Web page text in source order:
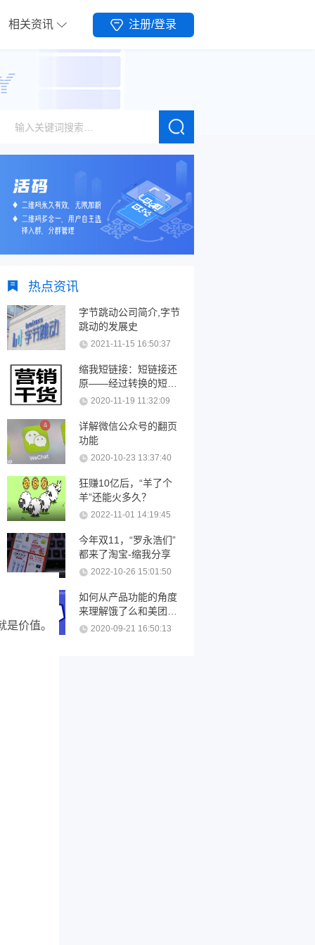
相关资讯 注册/登录
价值。
热点资讯
字节跳动公司简介,字节
跳动的发展史
2021-11-15 16:50:37
缩我短链接：短链接还
原——经过转换的短链
接可以还原吗？
2020-11-19 11:32:09
详解微信公众号的翻页
功能
2020-10-23 13:37:40
狂赚10亿后，“羊了个
羊”还能火多久？
2022-11-01 14:19:45
今年双11，“罗永浩们”
都来了淘宝-缩我分享
2022-10-26 15:01:50
如何从产品功能的角度
来理解饿了么和美团优
化 2020-09-21 16:50:13